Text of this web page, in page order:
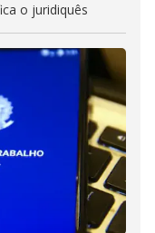
o juridiquês